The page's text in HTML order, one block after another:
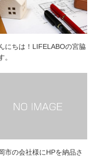
にちは！LIFELABOの宮脇
。
市の会社様にHPを納品さ